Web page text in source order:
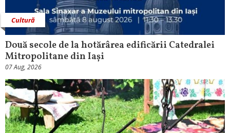
Cultură
Două secole de la hotărârea edificării Catedralei
Mitropolitane din Iași
07 Aug, 2026